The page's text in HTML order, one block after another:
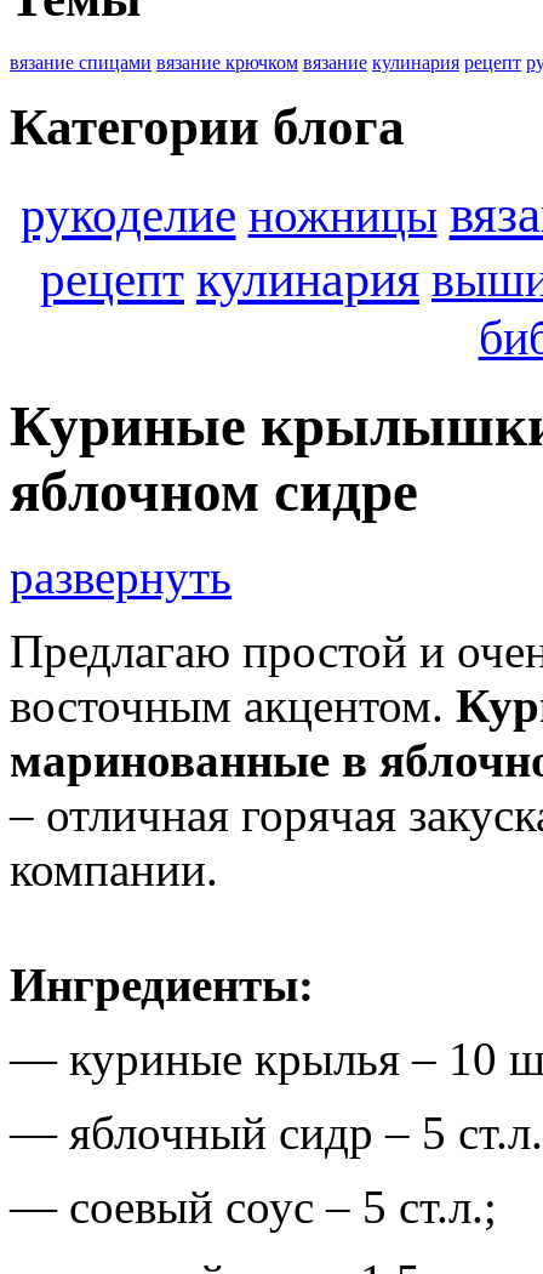
вязание спицами вязание крючком вязание кулинария рецепт
Категории блога
рукоделие ножницы
рецепт кулинария
Куриные
яблочном сидре
развернуть
Предлагаю простой и
восточным акцентом.
маринованные в
– отличная горячая
компании.
Ингредиенты:
— куриные крылья – 10
— яблочный сидр – 5
— соевый соус – 5 ст.л.;